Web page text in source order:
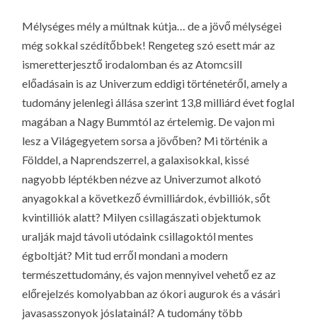
Mélységes mély a múltnak kútja… de a jövő mélységei
még sokkal szédítőbbek! Rengeteg szó esett már az
ismeretterjesztő irodalomban és az Atomcsill
előadásain is az Univerzum eddigi történetéről, amely a
tudomány jelenlegi állása szerint 13,8 milliárd évet foglal
magában a Nagy Bummtól az értelemig. De vajon mi
lesz a Világegyetem sorsa a jövőben? Mi történik a
Földdel, a Naprendszerrel, a galaxisokkal, kissé
nagyobb léptékben nézve az Univerzumot alkotó
anyagokkal a következő évmilliárdok, évbilliók, sőt
kvintilliók alatt? Milyen csillagászati objektumok
uralják majd távoli utódaink csillagoktól mentes
égboltját? Mit tud erről mondani a modern
természettudomány, és vajon mennyivel vehető ez az
előrejelzés komolyabban az ókori augurok és a vásári
javasasszonyok jóslatainál? A tudomány több